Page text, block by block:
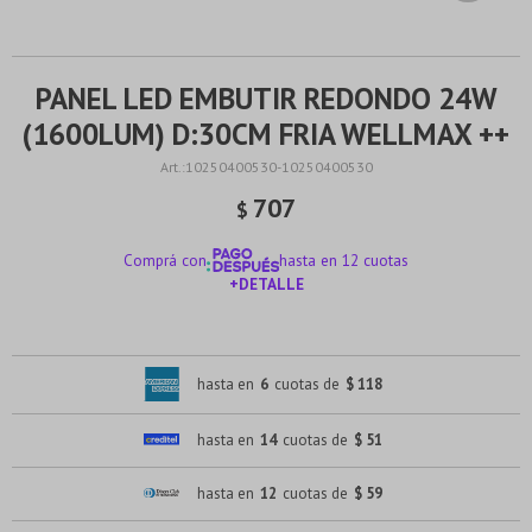
PANEL LED EMBUTIR REDONDO 24W
(1600LUM) D:30CM FRIA WELLMAX ++
10250400530-10250400530
$ 707
Comprá con
hasta en 12 cuotas
+DETALLE
hasta en 6 cuotas de $ 118
hasta en 14 cuotas de $ 51
hasta en 12 cuotas de $ 59